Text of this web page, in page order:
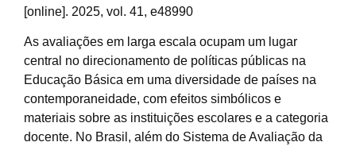
[online]. 2025, vol. 41, e48990
As avaliações em larga escala ocupam um lugar
central no direcionamento de políticas públicas na
Educação Básica em uma diversidade de países na
contemporaneidade, com efeitos simbólicos e
materiais sobre as instituições escolares e a categoria
docente. No Brasil, além do Sistema de Avaliação da